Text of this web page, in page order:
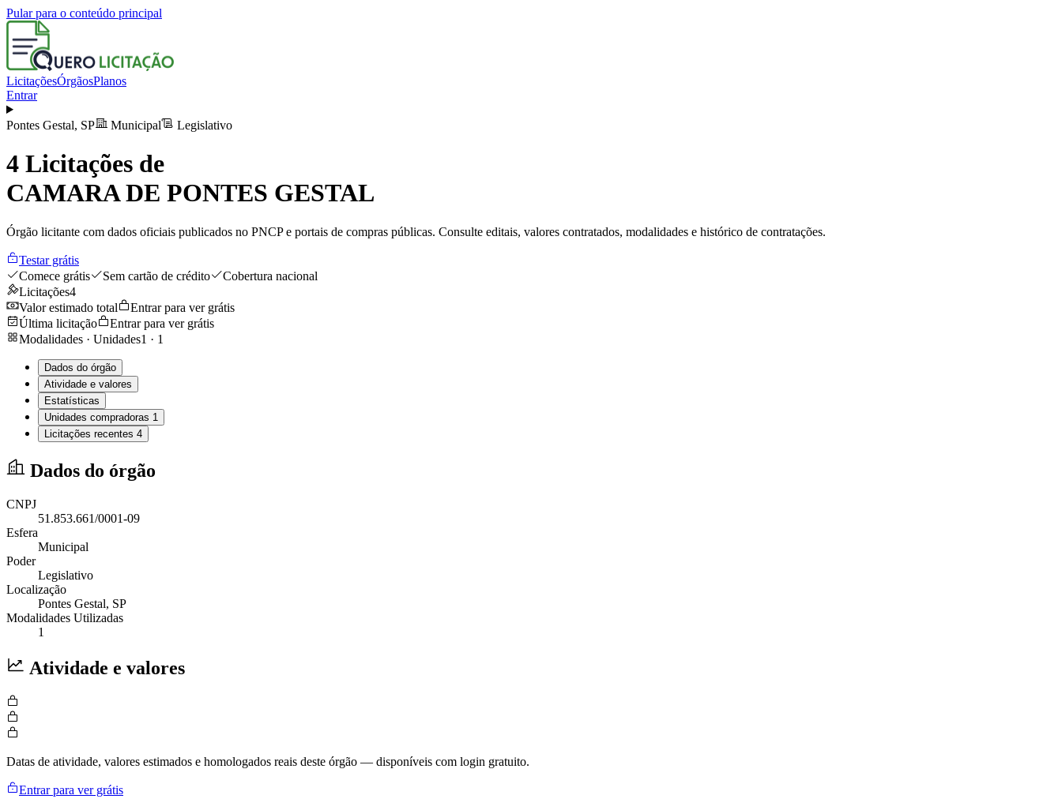
Pular para o conteúdo principal
LicitaçõesÓrgãosPlanos
Entrar
Pontes Gestal, SP Municipal Legislativo
4 Licitações de
CAMARA DE PONTES GESTAL
Órgão licitante com dados oficiais publicados no PNCP e portais de compras públicas. Consulte editais, valores contratados, modalidades e histórico de contratações.
Testar grátis
Comece grátis
Sem cartão de crédito
Cobertura nacional
Licitações4
Valor estimado total
Entrar para ver grátis
Última licitação
Entrar para ver grátis
Modalidades · Unidades1 · 1
Dados do órgão
Atividade e valores
Estatísticas
Unidades compradoras 1
Licitações recentes 4
Dados do órgão
CNPJ
51.853.661/0001-09
Esfera
Municipal
Poder
Legislativo
Localização
Pontes Gestal, SP
Modalidades Utilizadas
1
Atividade e valores
Datas de atividade, valores estimados e homologados reais deste órgão — disponíveis com login gratuito.
Entrar para ver grátis